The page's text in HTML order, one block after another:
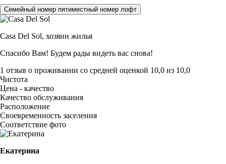
Семейный номер пятиместный номер лофт
Casa Del Sol, хозяин жилья
Спасибо Вам! Будем рады видеть вас снова!
1 отзыв о проживании со средней оценкой 10,0 из 10,0
Чистота
Цена - качество
Качество обслуживания
Расположение
Своевременность заселения
Соответствие фото
Екатерина